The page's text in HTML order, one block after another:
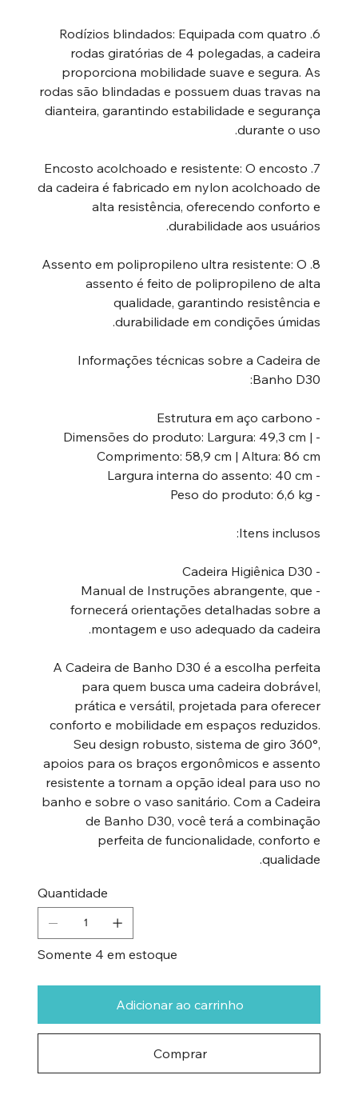
6. Rodízios blindados: Equipada com quatro
rodas giratórias de 4 polegadas, a cadeira
proporciona mobilidade suave e segura. As
rodas são blindadas e possuem duas travas na
dianteira, garantindo estabilidade e segurança
durante o uso.
7. Encosto acolchoado e resistente: O encosto
da cadeira é fabricado em nylon acolchoado de
alta resistência, oferecendo conforto e
durabilidade aos usuários.
8. Assento em polipropileno ultra resistente: O
assento é feito de polipropileno de alta
qualidade, garantindo resistência e
durabilidade em condições úmidas.
Informações técnicas sobre a Cadeira de
Banho D30:
- Estrutura em aço carbono
- Dimensões do produto: Largura: 49,3 cm |
Comprimento: 58,9 cm | Altura: 86 cm
- Largura interna do assento: 40 cm
- Peso do produto: 6,6 kg
Itens inclusos:
- Cadeira Higiênica D30
- Manual de Instruções abrangente, que
fornecerá orientações detalhadas sobre a
montagem e uso adequado da cadeira.
A Cadeira de Banho D30 é a escolha perfeita
para quem busca uma cadeira dobrável,
prática e versátil, projetada para oferecer
conforto e mobilidade em espaços reduzidos.
Seu design robusto, sistema de giro 360°,
apoios para os braços ergonômicos e assento
resistente a tornam a opção ideal para uso no
banho e sobre o vaso sanitário. Com a Cadeira
de Banho D30, você terá a combinação
perfeita de funcionalidade, conforto e
qualidade.
Quantidade
Somente 4 em estoque
Adicionar ao carrinho
Comprar